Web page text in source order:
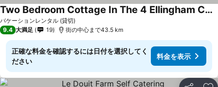
バケーションレンタル (貸切)
Two Bedroom Cottage In The 4 Ellingham Cottages Complex, Perfect For Families
9.4 大満足 19 街の中心まで43.5 km
正確な料金を確認するには日付を選択してく
ださい
料金を表示